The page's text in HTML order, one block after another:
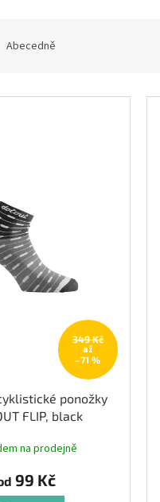
Abecedně
349 Kč
až
–71 %
ponožky
FLIP, black
na prodejně
99 Kč